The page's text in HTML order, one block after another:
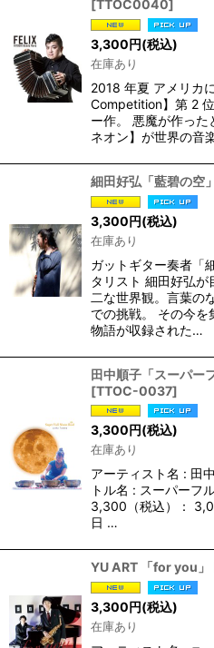
[TTOC0040]
3,300円(税込)
在庫あり
2018 年夏 アメリカ
Competition】第 2
ー作。 悪魔が作った
ネオン】が世界の音
細田好弘「藍碧の空」
3,300円(税込)
在庫あり
ガットギター奏者「
タリスト 細田好弘
二な世界観。言葉の
での挑戦。 その今
物語が収録された…
田中順子「スーパー
[TTOC-0037]
3,300円(税込)
在庫あり
アーティスト名 : 田
トル名 : スーパーフ
3,300（税込）：
日 …
YU ART 「for you」
3,300円(税込)
在庫あり